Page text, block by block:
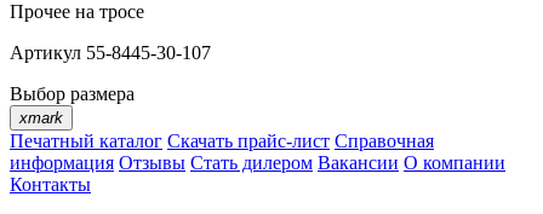
Прочее на тросе
Артикул 55-8445-30-107
Выбор размера
xmark
Печатный каталог Скачать прайс-лист Справочная
информация Отзывы Стать дилером Вакансии О компании
Контакты